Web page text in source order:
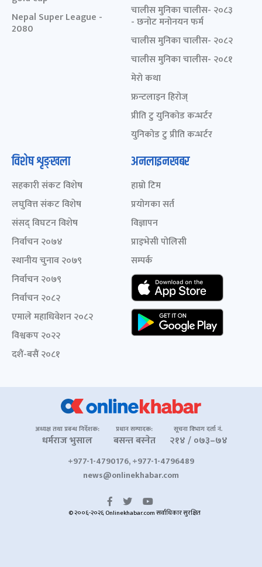
Nepal Super League -
2080
चालीस मुनिका चालीस- २०८३
- छनोट मनोनयन फर्म
चालीस मुनिका चालीस- २०८२
चालीस मुनिका चालीस- २०८१
मेरो कथा
फ्रन्टलाइन हिरोज्
प्रीति टु युनिकोड कन्भर्टर
युनिकोड टु प्रीति कन्भर्टर
विशेष शृङ्खला
सहकारी संकट विशेष
लघुवित्त संकट विशेष
संसद् विघटन विशेष
निर्वाचन २०७४
स्थानीय चुनाव २०७९
निर्वाचन २०७९
निर्वाचन २०८२
एमाले महाधिवेशन २०८२
विश्वकप २०२२
दशैं-बसैं २०८१
अनलाइनखबर
हाम्रो टिम
प्रयोगका सर्त
विज्ञापन
प्राइभेसी पोलिसी
सम्पर्क
अध्यक्ष तथा प्रबन्ध निर्देशक:
धर्मराज भुसाल
प्रधान सम्पादक:
बसन्त बस्नेत
सूचना विभाग दर्ता नं.
२१४ / ०७३–७४
+977-1-4790176, +977-1-4796489
news@onlinekhabar.com
© २००६-२०२६ Onlinekhabar.com सर्वाधिकार सुरक्षित